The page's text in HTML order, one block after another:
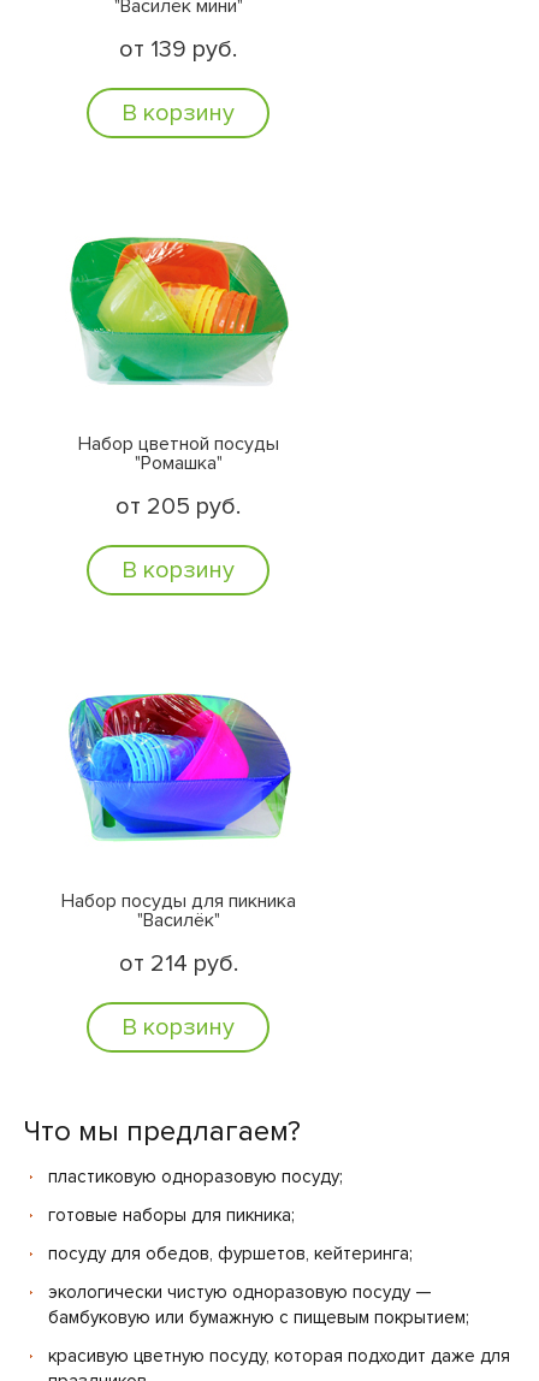
"Василёк мини"
от 139 руб.
В корзину
Набор цветной посуды
"Ромашка"
от 205 руб.
В корзину
Набор посуды для пикника
"Василёк"
от 214 руб.
В корзину
Что мы предлагаем?
пластиковую одноразовую посуду;
готовые наборы для пикника;
посуду для обедов, фуршетов, кейтеринга;
экологически чистую одноразовую посуду —
бамбуковую или бумажную с пищевым покрытием;
красивую цветную посуду, которая подходит даже для